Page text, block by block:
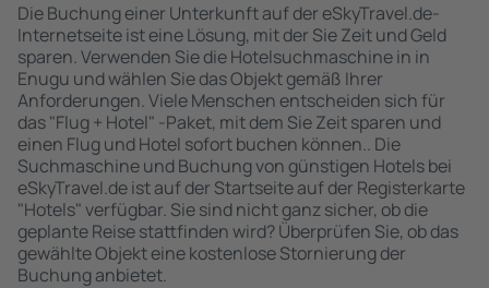
Die Buchung einer Unterkunft auf der eSkyTravel.de-
Internetseite ist eine Lösung, mit der Sie Zeit und Geld
sparen. Verwenden Sie die Hotelsuchmaschine in in
Enugu und wählen Sie das Objekt gemäß Ihrer
Anforderungen. Viele Menschen entscheiden sich für
das "Flug + Hotel" -Paket, mit dem Sie Zeit sparen und
einen Flug und Hotel sofort buchen können.. Die
Suchmaschine und Buchung von günstigen Hotels bei
eSkyTravel.de ist auf der Startseite auf der Registerkarte
"Hotels" verfügbar. Sie sind nicht ganz sicher, ob die
geplante Reise stattfinden wird? Überprüfen Sie, ob das
gewählte Objekt eine kostenlose Stornierung der
Buchung anbietet.